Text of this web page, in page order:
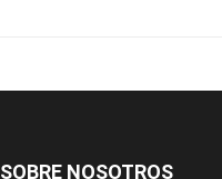
SOBRE NOSOTROS